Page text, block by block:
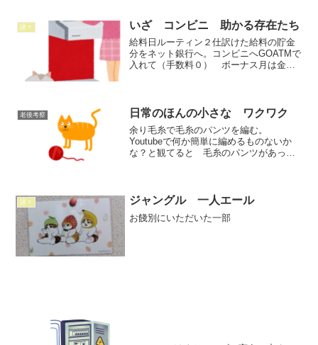
ってきて置いていたが。まず...
諸々 いざ コンビニ 助かる存在たち
給料日ルーティン２仕訳けた給料の貯金
分をネット銀行へ。コンビニへGOATMで
入れて（手数料０） ボーナス月は金利
も悪いなと感じない。...
老後考察 日常のほんの小さな ワクワク
余り毛糸で毛糸のパンツを編む。
Youtubeで何か簡単に編めるものないか
な？と観てると 毛糸のパンツがあっ
腿の部分でおわる。股の部...
諸々 ジャングル 一人エール
お餞別にいただいた一部